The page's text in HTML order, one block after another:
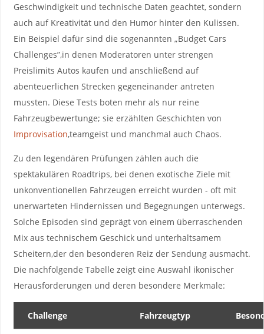
Geschwindigkeit und ​technische ⁣Daten geachtet, sondern
auch auf Kreativität und den⁣ Humor⁣ hinter ⁤den Kulissen.
Ein Beispiel dafür sind die sogenannten „Budget⁢ Cars
Challenges”,in denen Moderatoren unter strengen⁤
Preislimits Autos ⁤kaufen und anschließend auf
abenteuerlichen Strecken gegeneinander antreten
mussten. Diese ‍Tests ‍boten‍ mehr als nur reine
Fahrzeugbewertunge; sie erzählten Geschichten von
Improvisation,teamgeist und manchmal auch ‍Chaos.
Zu den legendären ‌Prüfungen zählen auch die
spektakulären ​Roadtrips, ‍bei⁣ denen exotische ‍Ziele⁣ mit
unkonventionellen⁤ Fahrzeugen erreicht wurden‌ -​ oft mit
unerwarteten Hindernissen ⁣und Begegnungen unterwegs.
Solche⁤ Episoden sind geprägt von​ einem überraschenden
Mix aus technischem Geschick‍ und unterhaltsamem
Scheitern,der‍ den‌ besonderen Reiz der Sendung ausmacht.
Die​ nachfolgende Tabelle zeigt eine Auswahl ‌ikonischer⁢
Herausforderungen und deren besondere⁢ Merkmale:
Challenge Fahrzeugtyp